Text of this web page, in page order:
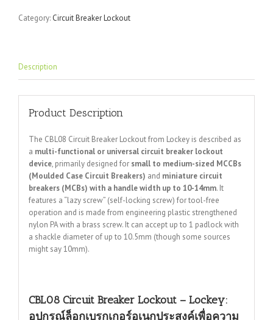
Category: Circuit Breaker Lockout
Description
Product Description
The CBL08 Circuit Breaker Lockout from Lockey is described as
a multi-functional or universal circuit breaker lockout
device, primarily designed for small to medium-sized MCCBs
(Moulded Case Circuit Breakers) and miniature circuit
breakers (MCBs) with a handle width up to 10-14mm. It
features a “lazy screw” (self-locking screw) for tool-free
operation and is made from engineering plastic strengthened
nylon PA with a brass screw. It can accept up to 1 padlock with
a shackle diameter of up to 10.5mm (though some sources
might say 10mm).
CBL08 Circuit Breaker Lockout – Lockey:
อุปกรณ์ล็อกเบรกเกอร์อเนกประสงค์เพื่อความ